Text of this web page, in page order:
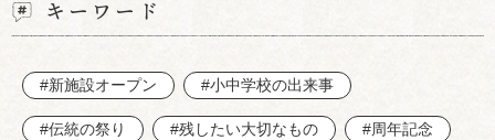
キーワード
#新施設オープン #小中学校の出来事
#伝統の祭り #残したい大切なもの #周年記念